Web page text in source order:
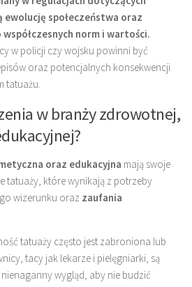
społeczeństwa oraz
norm i wartości.
w policji czy wojsku powinni być
oraz potencjalnych konsekwencji
tatuażu.
w branży zdrowotnej,
oraz edukacyjna mają swoje
tatuaży, które wynikają z potrzeby
wizerunku oraz zaufania
tatuaży często jest zabroniona lub
tacy jak lekarze i pielęgniarki, są
wygląd, aby nie budzić